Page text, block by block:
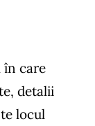
în care
detalii
locul